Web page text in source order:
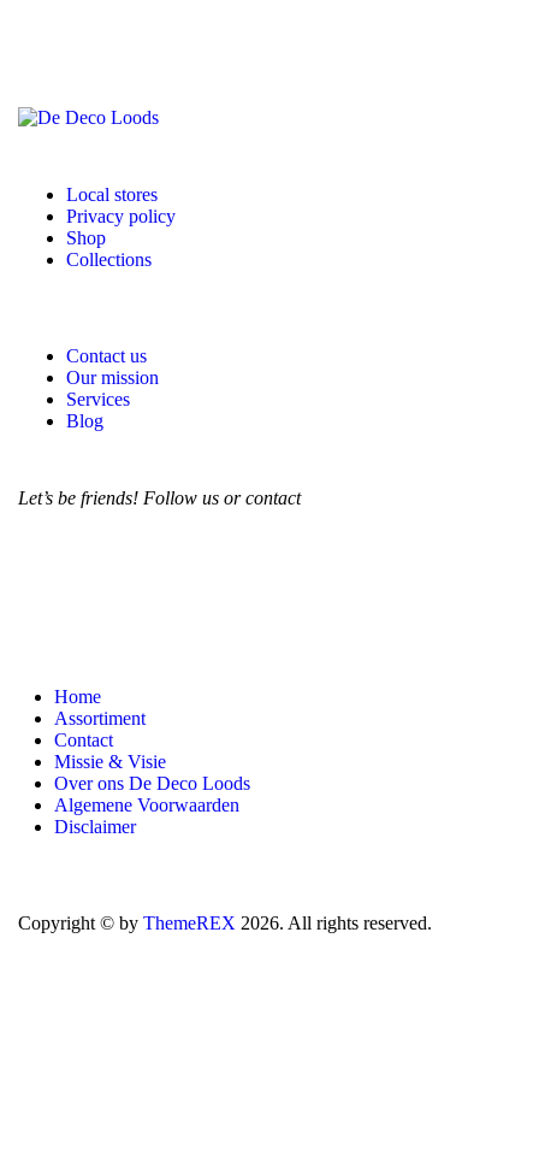
Local stores
Privacy policy
Shop
Collections
Contact us
Our mission
Services
Blog
Let’s be friends! Follow us or contact
Home
Assortiment
Contact
Missie & Visie
Over ons De Deco Loods
Algemene Voorwaarden
Disclaimer
Copyright © by ThemeREX 2026. All rights reserved.